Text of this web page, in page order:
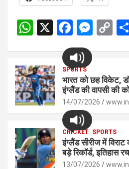
W
s
A
p
p
X
F
a
ce
b
o
o
k
M
n
g
er
C
Li
n
k
SPORTS
भारत को छह विकेट,
इंग्लैंड की वापसी की
14/07/2026
CRICKET SPORTS
इंग्लैंड सीरीज में
बड़े रिकॉर्ड, इतिहास
13/07/2026